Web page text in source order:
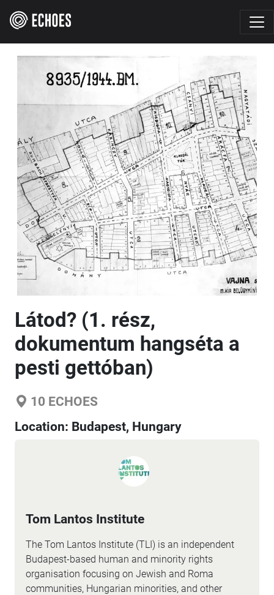
Látod? (1. rész,
dokumentum hangséta a
pesti gettóban)
10 ECHOES
Location: Budapest, Hungary
Tom Lantos Institute
The Tom Lantos Institute (TLI) is an independent
Budapest-based human and minority rights
organisation focusing on Jewish and Roma
communities, Hungarian minorities, and other